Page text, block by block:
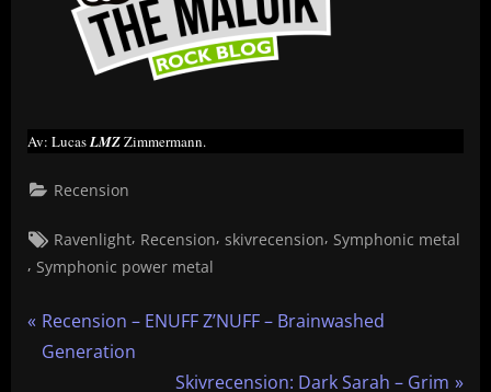
Av: LucasLMZZimmermann.
Recension
Tags:
Ravenlight, Recension,skivrecension, Symphonic metal
, Symphonic power metal
P
r
Recension – ENUFF Z’NUFF – Brainwashed
Generation
N
Skivrecension: Dark Sarah – Grim